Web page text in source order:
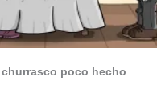
poco hecho